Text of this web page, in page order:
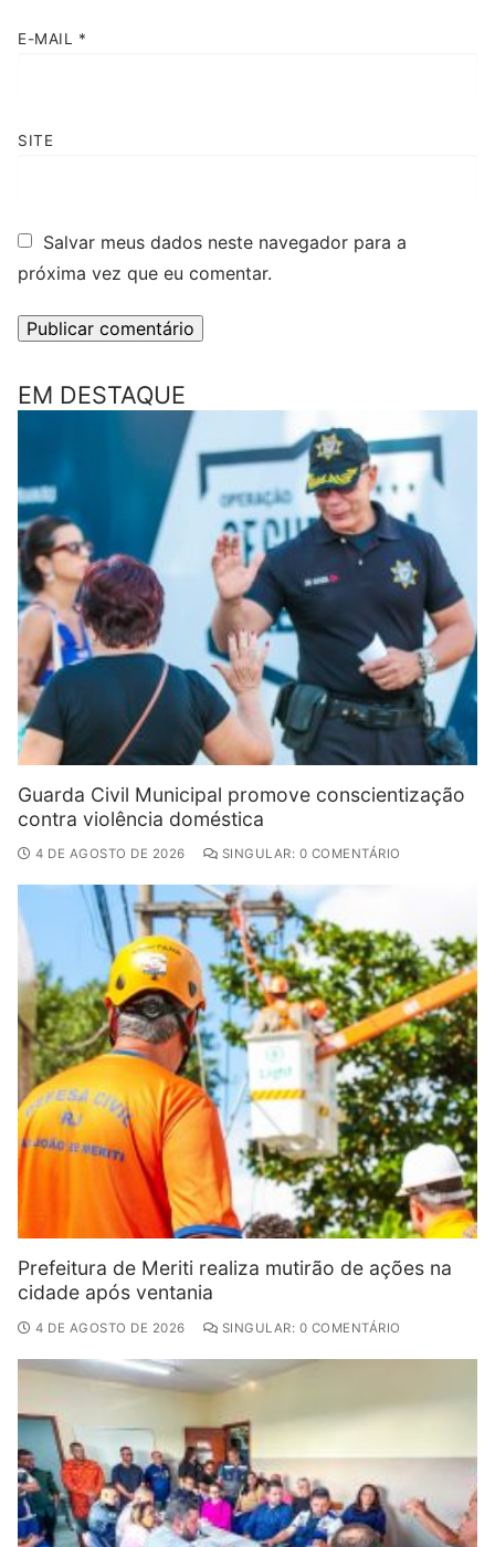
E-MAIL *
SITE
Salvar meus dados neste navegador para a
próxima vez que eu comentar.
EM DESTAQUE
Guarda Civil Municipal promove conscientização
contra violência doméstica
4 DE AGOSTO DE 2026 SINGULAR: 0 COMENTÁRIO
Prefeitura de Meriti realiza mutirão de ações na
cidade após ventania
4 DE AGOSTO DE 2026 SINGULAR: 0 COMENTÁRIO